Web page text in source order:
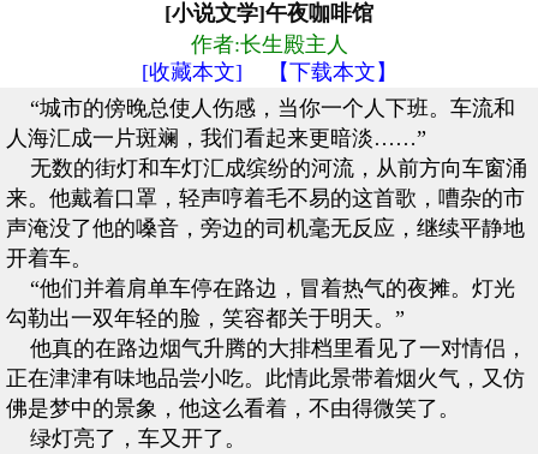
[小说文学]午夜咖啡馆
作者:长生殿主人
[收藏本文]
【下载本文】
“城市的傍晚总使人伤感，当你一个人下班。车流和
人海汇成一片斑斓，我们看起来更暗淡……”
无数的街灯和车灯汇成缤纷的河流，从前方向车窗涌
来。他戴着口罩，轻声哼着毛不易的这首歌，嘈杂的市
声淹没了他的嗓音，旁边的司机毫无反应，继续平静地
开着车。
“他们并着肩单车停在路边，冒着热气的夜摊。灯光
勾勒出一双年轻的脸，笑容都关于明天。”
他真的在路边烟气升腾的大排档里看见了一对情侣，
正在津津有味地品尝小吃。此情此景带着烟火气，又仿
佛是梦中的景象，他这么看着，不由得微笑了。
绿灯亮了，车又开了。